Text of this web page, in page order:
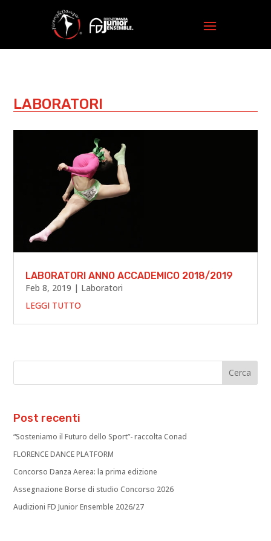
LABORATORI
LABORATORI ANNO ACCADEMICO 2018/2019
Feb 8, 2019 | Laboratori
LEGGI TUTTO
Post recenti
“Sosteniamo il Futuro dello Sport”- raccolta Conad
FLORENCE DANCE PLATFORM
Concorso Danza Aerea: la prima edizione
Assegnazione Borse di studio Concorso 2026
Audizioni FD Junior Ensemble 2026/27